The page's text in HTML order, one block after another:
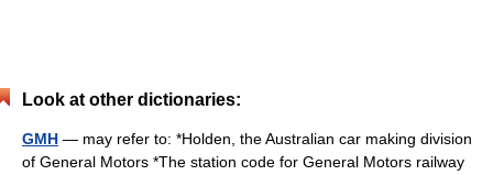
Look at other dictionaries:
GMH — may refer to: *Holden, the Australian car making division
of General Motors *The station code for General Motors railway